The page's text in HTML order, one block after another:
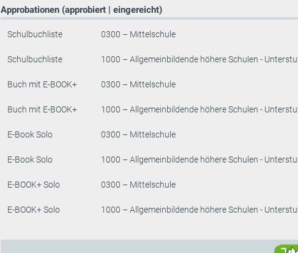
Approbationen (approbiert | eingereicht)
Schulbuchliste 0300 – Mittelschule
Schulbuchliste 1000 – Allgemeinbildende höhere Schulen -
Buch mit E-BOOK+ 0300 – Mittelschule
Buch mit E-BOOK+ 1000 – Allgemeinbildende höhere Schulen -
E-Book Solo 0300 – Mittelschule
E-Book Solo 1000 – Allgemeinbildende höhere Schulen -
E-BOOK+ Solo 0300 – Mittelschule
E-BOOK+ Solo 1000 – Allgemeinbildende höhere Schulen -